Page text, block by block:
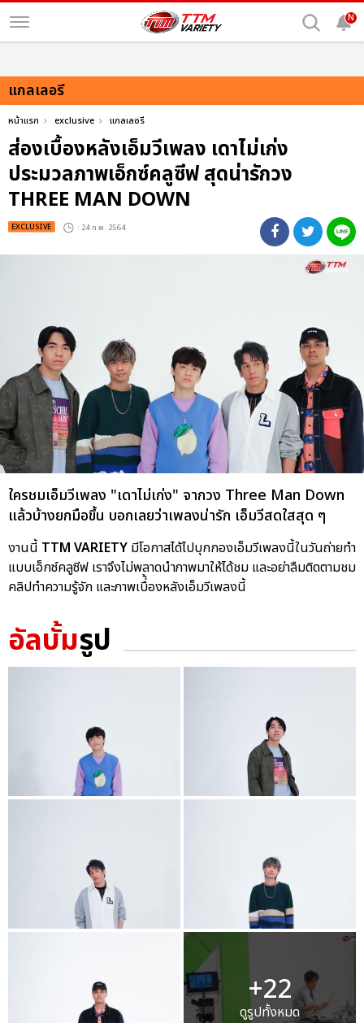
N
แกลเลอรี
หน้าแรก exclusive แกลเลอรี
ส่องเบื้องหลังเอ็มวีเพลง เดาไม่เก่ง
ประมวลภาพเอ็กซ์คลูซีฟ สุดน่ารักวง
THREE MAN DOWN
EXCLUSIVE : 24 ก.พ. 2564
ใครชมเอ็มวีเพลง "เดาไม่เก่ง" จากวง Three Man Down
แล้วบ้างยกมือขึ้น บอกเลยว่าเพลงน่ารัก เอ็มวีสดใสสุด ๆ
งานนี้ TTM VARIETY มีโอกาสได้ไปบุกกองเอ็มวีเพลงนี้ในวันถ่ายทำ
แบบเอ็กซ์คลูซีฟ เราจึงไม่พลาดนำภาพมาให้ได้ชม และอย่าลืมติดตามชม
คลิปทำความรู้จัก และภาพเบื่้องหลังเอ็มวีเพลงนี้
อัลบั้มรูป
+22
ดูรูปทั้งหมด